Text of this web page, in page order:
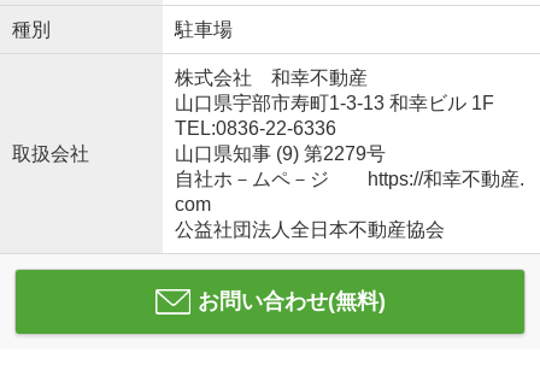
種別 駐車場
取扱会社
株式会社 和幸不動産
山口県宇部市寿町1-3-13 和幸ビル 1F
TEL:0836-22-6336
山口県知事 (9) 第2279号
自社ホ－ムペ－ジ https://和幸不動産.
com
公益社団法人全日本不動産協会
お問い合わせ(無料)